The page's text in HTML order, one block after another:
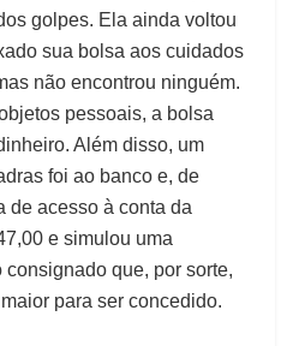
golpes. Ela ainda voltou
sua bolsa aos cuidados
não encontrou ninguém.
pessoais, a bolsa
Além disso, um
foi ao banco e, de
de acesso à conta da
e simulou uma
que, por sorte,
para ser concedido.